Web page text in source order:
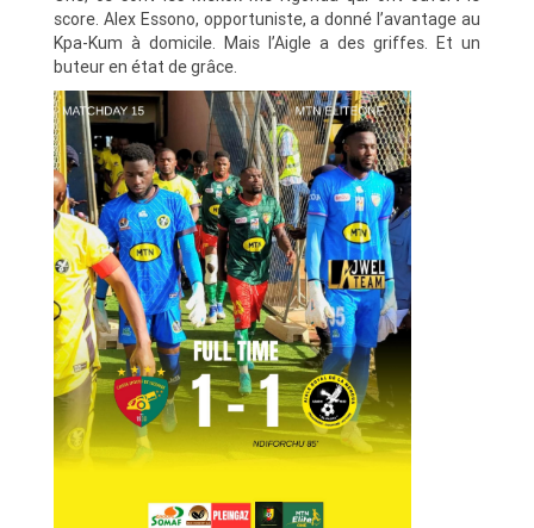
score. Alex Essono, opportuniste, a donné l’avantage au
Kpa-Kum à domicile. Mais l’Aigle a des griffes. Et un
buteur en état de grâce.